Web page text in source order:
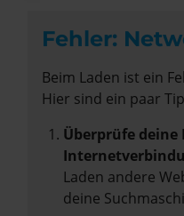
Fehler:
Beim Laden ist ein
Hier sind ein paar
Überprüfe
Laden andere
deine